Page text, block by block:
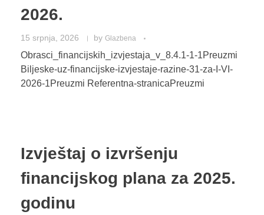
2026.
15 srpnja, 2026 by Glazbena
Obrasci_financijskih_izvjestaja_v_8.4.1-1-1Preuzmi
Biljeske-uz-financijske-izvjestaje-razine-31-za-I-VI-
2026-1Preuzmi Referentna-stranicaPreuzmi
Izvještaj o izvršenju
financijskog plana za 2025.
godinu